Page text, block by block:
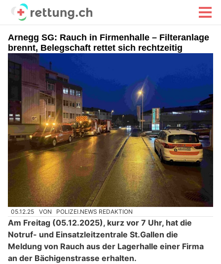
Arnegg SG: Rauch in Firmenhalle – Filteranlage
brennt, Belegschaft rettet sich rechtzeitig
05.12.25 VON POLIZEI.NEWS REDAKTION
Am Freitag (05.12.2025), kurz vor 7 Uhr, hat die
Notruf- und Einsatzleitzentrale St.Gallen die
Meldung von Rauch aus der Lagerhalle einer Firma
an der Bächigenstrasse erhalten.